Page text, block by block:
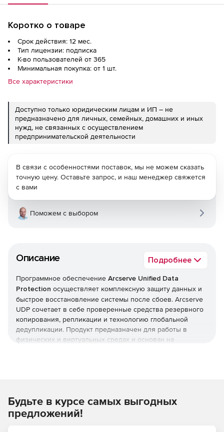
Коротко о товаре
Срок действия: 12 мес.
Тип лицензии: подписка
К-во пользователей от 365
Минимальная покупка: от 1 шт.
Все характеристики
Доступно только юридическим лицам и ИП – не
предназначено для личных, семейных, домашних и иных
нужд, не связанных с осуществлением
предпринимательской деятельности
Описание Подробнее
Программное обеспечение Arcserve Unified Data
Protection осуществляет комплексную защиту данных и
быстрое восстановление системы после сбоев. Arcserve
UDP сочетает в себе проверенные средства резервного
копирования, репликации и технологию глобальной
дедупликации. Продукт предназначен для работы в
физических и виртуальных средах и основан на
масштабировать IT-среды локально или с использованием
облачных технологий. Решение оперативно
восстанавливает систему после сбоев и проводит
В связи с особенностями поставок, мы не можем сказать
точную цену. Оставьте запрос, и наш менеджер свяжется
с вами
Поможем с выбором
Будьте в курсе самых выгодных
предложений!